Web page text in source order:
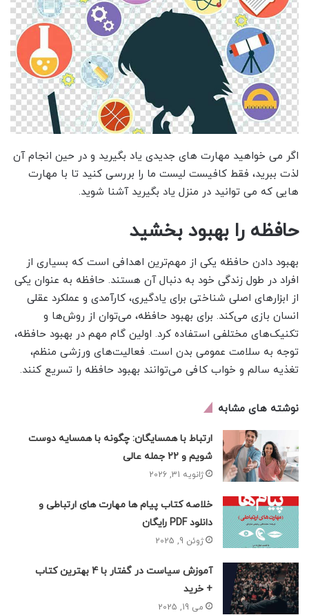
اگر می ‌خواهید مهارت ‌های جدیدی یاد بگیرید و در حین انجام آن
لذت ببرید، فقط کافیست لیست ما را بررسی کنید تا با مهارت
هایی که می توانید در منزل یاد بگیرید آشنا شوید.
حافظه را بهبود بخشید
بهبود دادن حافظه یکی از مهم‌ترین اهدافی است که بسیاری از
افراد در طول زندگی خود به دنبال آن هستند. حافظه به عنوان یکی
از ابزارهای اصلی شناختی برای یادگیری، کارآمدی و عملکرد عقلی
انسان بازی می‌کند. برای بهبود حافظه، می‌توان از روش‌ها و
تکنیک‌های مختلفی استفاده کرد. اولین گام مهم در بهبود حافظه،
توجه به سلامت عمومی بدن است. فعالیت‌های ورزشی منظم،
تغذیه سالم و خواب کافی می‌توانند بهبود حافظه را تسریع کنند.
نوشته های مشابه
ارتباط با همسایگان: چگونه با همسایه دوست
شویم و 22 جمله عالی
ژانویه 31, 2026
خلاصه کتاب پیام ها مهارت های ارتباطی و
دانلود PDF رایگان
ژوئن 9, 2025
آموزش سیاست در گفتار با 4 بهترین کتاب
+ خرید
می 19, 2025